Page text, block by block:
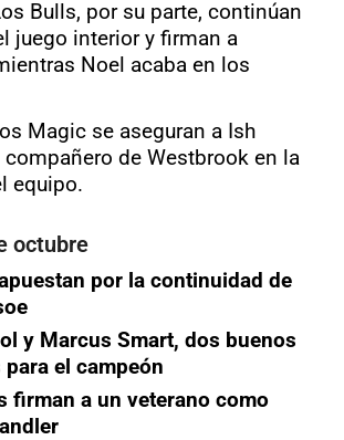
Bulls, por su parte, continúan
juego interior y firman a
Noel acaba en los
Magic se aseguran a Ish
de Westbrook en la
equipo.
octubre
por la continuidad de
y Marcus Smart, dos buenos
el campeón
firman a un veterano como